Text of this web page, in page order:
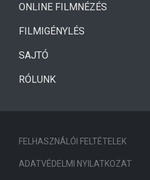
ONLINE FILMNÉZÉS
FILMIGÉNYLÉS
SAJTÓ
RÓLUNK
FELHASZNÁLÓI FELTÉTELEK
ADATVÉDELMI NYILATKOZAT